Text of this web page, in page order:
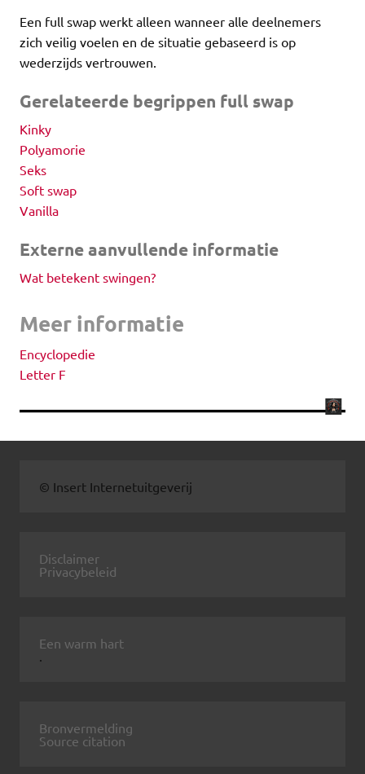
Een full swap werkt alleen wanneer alle deelnemers
zich veilig voelen en de situatie gebaseerd is op
wederzijds vertrouwen.
Gerelateerde begrippen full swap
Kinky
Polyamorie
Seks
Soft swap
Vanilla
Externe aanvullende informatie
Wat betekent swingen?
Meer informatie
Encyclopedie
Letter F
© Insert Internetuitgeverij
Disclaimer
Privacybeleid
Een warm hart
.
Bronvermelding
Source citation